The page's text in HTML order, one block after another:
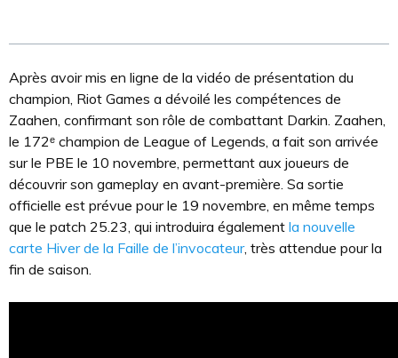
Après avoir mis en ligne de la vidéo de présentation du
champion, Riot Games a dévoilé les compétences de
Zaahen, confirmant son rôle de combattant Darkin. Zaahen,
le 172ᵉ champion de League of Legends, a fait son arrivée
sur le PBE le 10 novembre, permettant aux joueurs de
découvrir son gameplay en avant-première. Sa sortie
officielle est prévue pour le 19 novembre, en même temps
que le patch 25.23, qui introduira également la nouvelle
carte Hiver de la Faille de l’invocateur, très attendue pour la
fin de saison.